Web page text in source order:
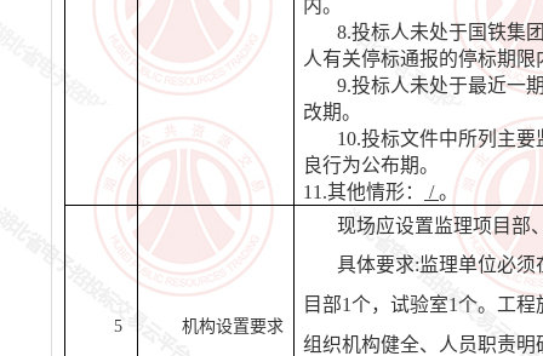
内。
8.投标人未处于国铁集
人有关停标通报的停标期限
9.投标人未处于最近一
改期。
10.投标文件中所列主
良行为公布期。
11.其他情形：
/。
5 机构设置要求
现场应设置监理项目部
具体要求:监理单位必须
目部1个，试验室1个。工
组织机构健全、人员职责